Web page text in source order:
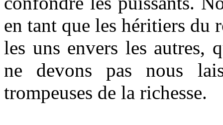
en tant que les héritiers du
les uns envers les autres,
ne devons pas nous
trompeuses de la richesse.